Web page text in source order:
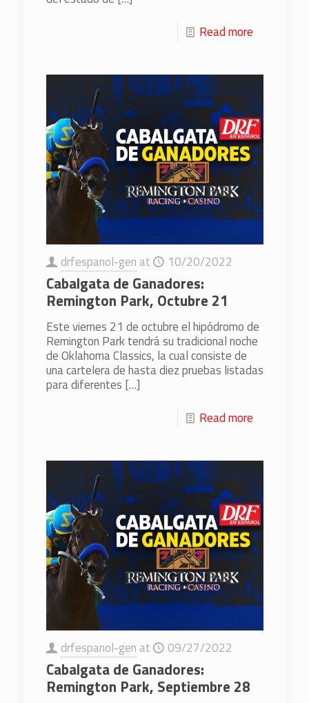
Read more
drfespanol-gen at 10/20/2022
Cabalgata de Ganadores:
Remington Park, Octubre 21
Este viernes 21 de octubre el hipódromo de
Remington Park tendrá su tradicional noche
de Oklahoma Classics, la cual consiste de
una cartelera de hasta diez pruebas listadas
para diferentes […]
Read more
drfespanol-gen at 09/27/2022
Cabalgata de Ganadores:
Remington Park, Septiembre 28